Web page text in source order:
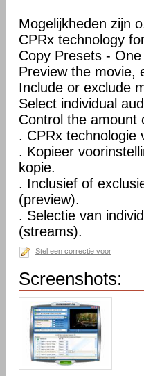
Mogelijkheden zijn
CPRx technology
Copy Presets -
Preview the movie,
Include or exclude
Select individual
Control the amount
. CPRx technologie
. Kopieer
kopie.
. Inclusief of
(preview).
. Selectie van
(streams).
Stel een correctie voor
Screenshots: